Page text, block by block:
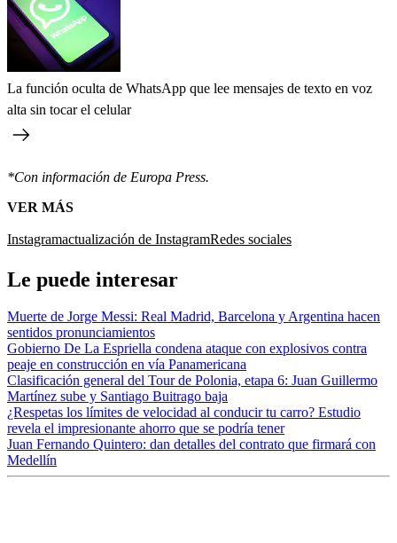
La función oculta de WhatsApp que lee mensajes de texto en voz
alta sin tocar el celular
*Con información de Europa Press.
VER MÁS
Instagramactualización de InstagramRedes sociales
Le puede interesar
Muerte de Jorge Messi: Real Madrid, Barcelona y Argentina hacen
sentidos pronunciamientos
Gobierno De La Espriella condena ataque con explosivos contra
peaje en construcción en vía Panamericana
Clasificación general del Tour de Polonia, etapa 6: Juan Guillermo
Martínez sube y Santiago Buitrago baja
¿Respetas los límites de velocidad al conducir tu carro? Estudio
revela el impresionante ahorro que se podría tener
Juan Fernando Quintero: dan detalles del contrato que firmará con
Medellín